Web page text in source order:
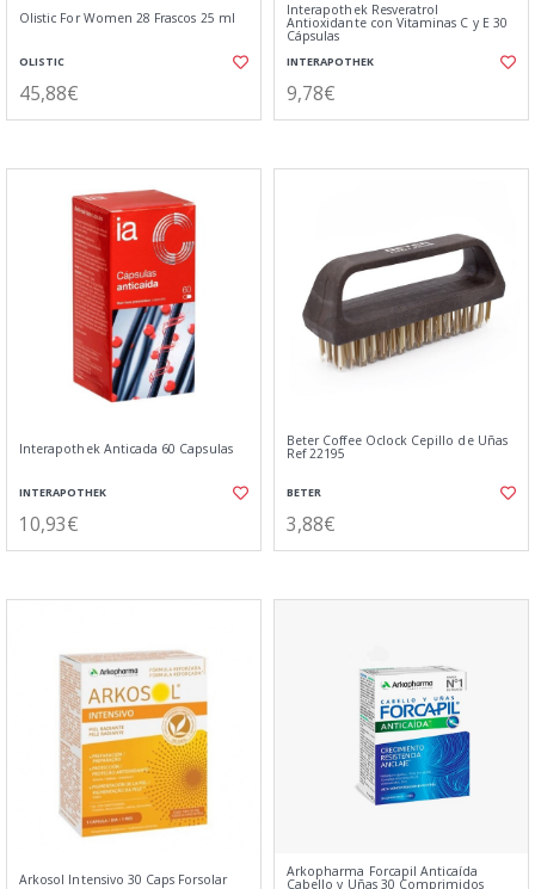
Olistic For Women 28 Frascos 25 ml
OLISTIC
45,88€
Interapothek Resveratrol
Antioxidante con Vitaminas C y E 30
Cápsulas
INTERAPOTHEK
9,78€
Interapothek Anticada 60 Capsulas
INTERAPOTHEK
10,93€
Beter Coffee Oclock Cepillo de Uñas
Ref 22195
BETER
3,88€
Arkosol Intensivo 30 Caps Forsolar Arkopharma Forcapil Anticaída
Cabello y Uñas 30 Comprimidos